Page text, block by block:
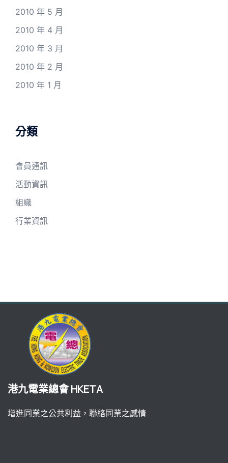
2010 年 5 月
2010 年 4 月
2010 年 3 月
2010 年 2 月
2010 年 1 月
分類
會員通訊
活動資訊
組織
行業資訊
港九電業總會 HKETA
增進同業之公共利益，聯絡同業之感情